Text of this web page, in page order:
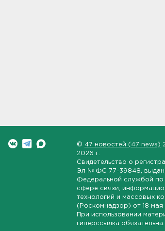
© 47 новостей (47 news)
2026 г.
Свидетельство о
Эл № ФС 77-39848 ,
Федеральной службой по
сфере связи,
технологий и массовых
(Роскомнадзор) от 18 мая
При использовании
гиперссылка обязательна.